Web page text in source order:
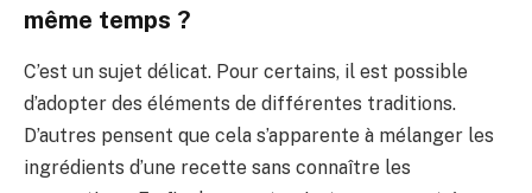
même temps ?
C’est un sujet délicat. Pour certains, il est possible
d’adopter des éléments de différentes traditions.
D’autres pensent que cela s’apparente à mélanger les
ingrédients d’une recette sans connaître les